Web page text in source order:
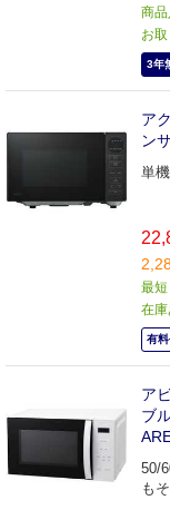
商
お
3年
ア
ン
単
最
在庫
有
ア
ブ
50/
も